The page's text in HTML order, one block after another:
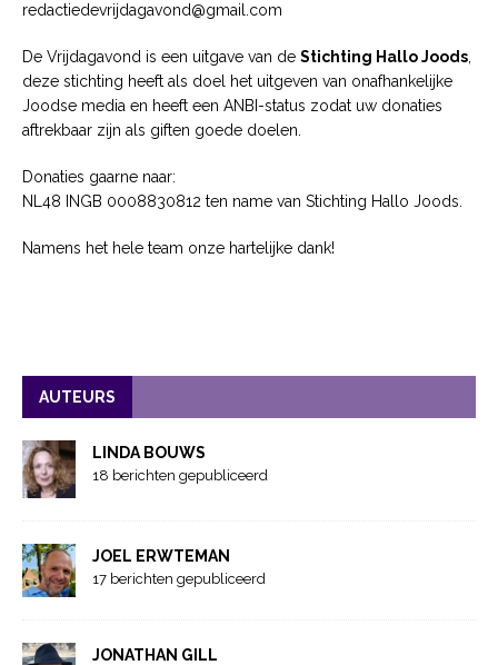
redactiedevrijdagavond@gmail.com
De Vrijdagavond is een uitgave van de Stichting Hallo Joods,
deze stichting heeft als doel het uitgeven van onafhankelijke
Joodse media en heeft een ANBI-status zodat uw donaties
aftrekbaar zijn als giften goede doelen.
Donaties gaarne naar:
NL48 INGB 0008830812 ten name van Stichting Hallo Joods.
Namens het hele team onze hartelijke dank!
AUTEURS
LINDA BOUWS
18 berichten gepubliceerd
JOEL ERWTEMAN
17 berichten gepubliceerd
JONATHAN GILL